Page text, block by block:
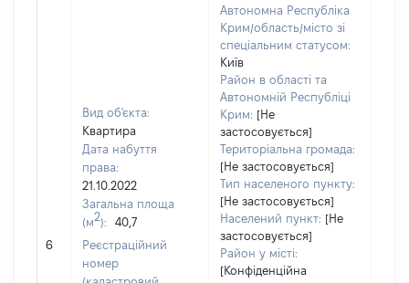
6
Вид об'єкта:
Квартира
Дата набуття
права:
21.10.2022
Загальна площа
(м2):
40,7
Реєстраційний
номер
Автономна Республіка
Крим/область/місто зі
спеціальним статусом:
Київ
Район в області та
Автономній Республіці
Крим: [Не
застосовується]
Територіальна громада:
[Не застосовується]
Тип населеного пункту:
[Не застосовується]
Населений пункт: [Не
застосовується]
Район у місті:
[Конфіденційна